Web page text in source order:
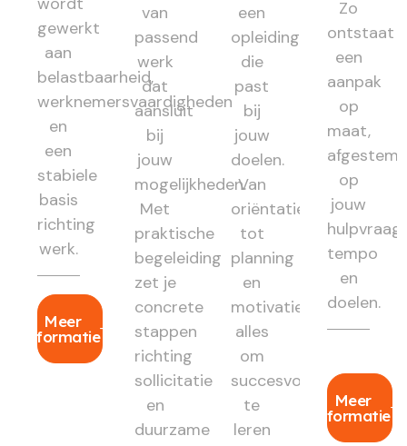
gewerkt
aan
belastbaarheid,
werknemersvaardigheden
en
een
stabiele
basis
richting
werk.
Meer
informatie
van
passend
werk
dat
aansluit
bij
jouw
mogelijkheden.
Met
praktische
begeleiding
zet je
concrete
stappen
richting
sollicitatie
en
duurzame
een
opleiding
die
past
bij
jouw
doelen.
Van
oriëntatie
tot
planning
en
motivatie:
alles
om
succesvol
te
leren
Zo
ontstaat
een
aanpak
op
maat,
op
jouw
hulpvraag,
tempo
en
doelen.
Meer
informatie